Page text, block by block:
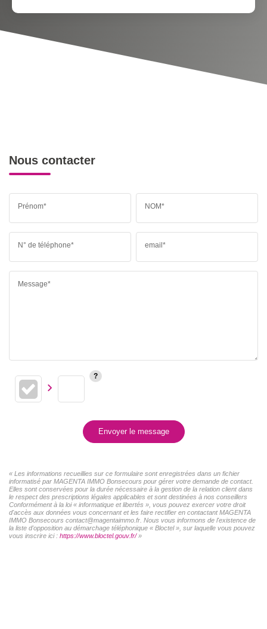
Nous contacter
Prénom* NOM*
N° de téléphone* email*
Message*
Envoyer le message
« Les informations recueillies sur ce formulaire sont enregistrées dans un fichier
informatisé par MAGENTA IMMO Bonsecours pour gérer votre demande de contact.
Elles sont conservées pour la durée nécessaire à la gestion de la relation client dans
le respect des prescriptions légales applicables et sont destinées à nos conseillers
Conformément à la loi « informatique et libertés », vous pouvez exercer votre droit
d'accès aux données vous concernant et les faire rectifier en contactant MAGENTA
IMMO Bonsecours contact@magentaimmo.fr. Nous vous informons de l'existence de
la liste d'opposition au démarchage téléphonique « Bloctel », sur laquelle vous pouvez
vous inscrire ici : https://www.bloctel.gouv.fr/»